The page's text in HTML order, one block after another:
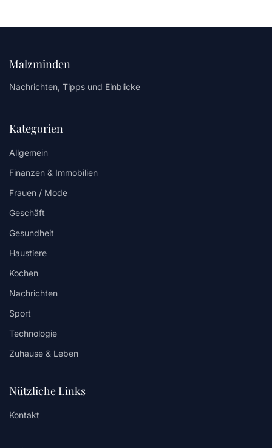
Malzminden
Nachrichten, Tipps und Einblicke
Kategorien
Allgemein
Finanzen & Immobilien
Frauen / Mode
Geschäft
Gesundheit
Haustiere
Kochen
Nachrichten
Sport
Technologie
Zuhause & Leben
Nützliche Links
Kontakt